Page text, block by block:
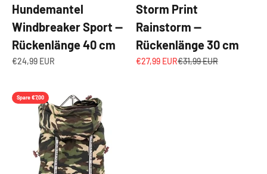
Hundemantel
Windbreaker Sport —
Rückenlänge 40 cm
Angebot
€24,99 EUR
Storm Print
Rainstorm —
Rückenlänge 30 cm
Angebot
€27,99 EURRegulärer Preis
€31,99 EUR
Spare €7,00